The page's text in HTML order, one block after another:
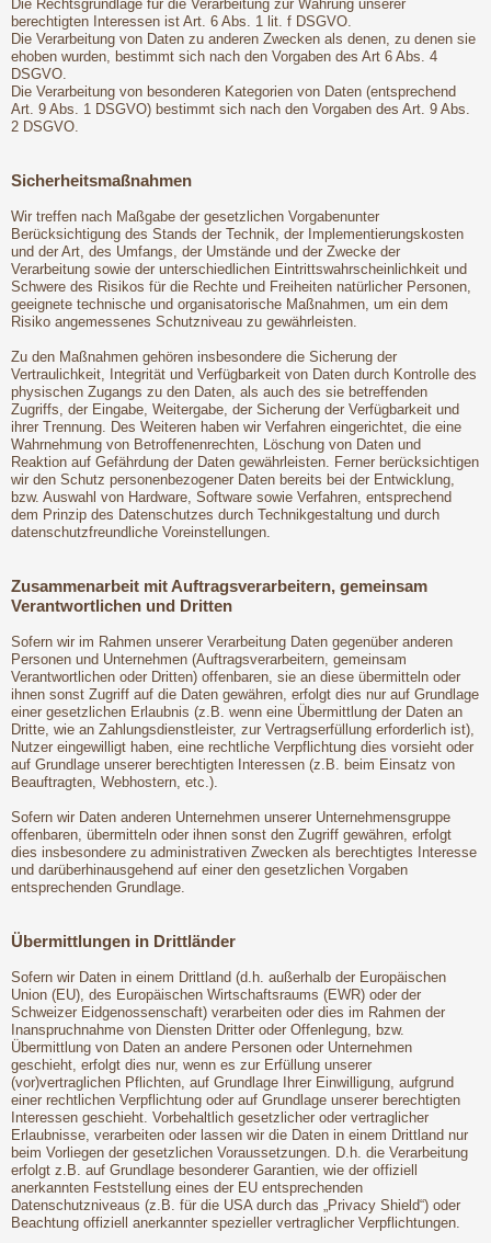
Die Rechtsgrundlage für die Verarbeitung zur Wahrung unserer
berechtigten Interessen ist Art. 6 Abs. 1 lit. f DSGVO.
Die Verarbeitung von Daten zu anderen Zwecken als denen, zu denen sie
ehoben wurden, bestimmt sich nach den Vorgaben des Art 6 Abs. 4
DSGVO.
Die Verarbeitung von besonderen Kategorien von Daten (entsprechend
Art. 9 Abs. 1 DSGVO) bestimmt sich nach den Vorgaben des Art. 9 Abs.
2 DSGVO.
Sicherheitsmaßnahmen
Wir treffen nach Maßgabe der gesetzlichen Vorgabenunter
Berücksichtigung des Stands der Technik, der Implementierungskosten
und der Art, des Umfangs, der Umstände und der Zwecke der
Verarbeitung sowie der unterschiedlichen Eintrittswahrscheinlichkeit und
Schwere des Risikos für die Rechte und Freiheiten natürlicher Personen,
geeignete technische und organisatorische Maßnahmen, um ein dem
Risiko angemessenes Schutzniveau zu gewährleisten.
Zu den Maßnahmen gehören insbesondere die Sicherung der
Vertraulichkeit, Integrität und Verfügbarkeit von Daten durch Kontrolle des
physischen Zugangs zu den Daten, als auch des sie betreffenden
Zugriffs, der Eingabe, Weitergabe, der Sicherung der Verfügbarkeit und
ihrer Trennung. Des Weiteren haben wir Verfahren eingerichtet, die eine
Wahrnehmung von Betroffenenrechten, Löschung von Daten und
Reaktion auf Gefährdung der Daten gewährleisten. Ferner berücksichtigen
wir den Schutz personenbezogener Daten bereits bei der Entwicklung,
bzw. Auswahl von Hardware, Software sowie Verfahren, entsprechend
dem Prinzip des Datenschutzes durch Technikgestaltung und durch
datenschutzfreundliche Voreinstellungen.
Zusammenarbeit mit Auftragsverarbeitern, gemeinsam
Verantwortlichen und Dritten
Sofern wir im Rahmen unserer Verarbeitung Daten gegenüber anderen
Personen und Unternehmen (Auftragsverarbeitern, gemeinsam
Verantwortlichen oder Dritten) offenbaren, sie an diese übermitteln oder
ihnen sonst Zugriff auf die Daten gewähren, erfolgt dies nur auf Grundlage
einer gesetzlichen Erlaubnis (z.B. wenn eine Übermittlung der Daten an
Dritte, wie an Zahlungsdienstleister, zur Vertragserfüllung erforderlich ist),
Nutzer eingewilligt haben, eine rechtliche Verpflichtung dies vorsieht oder
auf Grundlage unserer berechtigten Interessen (z.B. beim Einsatz von
Beauftragten, Webhostern, etc.).
Sofern wir Daten anderen Unternehmen unserer Unternehmensgruppe
offenbaren, übermitteln oder ihnen sonst den Zugriff gewähren, erfolgt
dies insbesondere zu administrativen Zwecken als berechtigtes Interesse
und darüberhinausgehend auf einer den gesetzlichen Vorgaben
entsprechenden Grundlage.
Übermittlungen in Drittländer
Sofern wir Daten in einem Drittland (d.h. außerhalb der Europäischen
Union (EU), des Europäischen Wirtschaftsraums (EWR) oder der
Schweizer Eidgenossenschaft) verarbeiten oder dies im Rahmen der
Inanspruchnahme von Diensten Dritter oder Offenlegung, bzw.
Übermittlung von Daten an andere Personen oder Unternehmen
geschieht, erfolgt dies nur, wenn es zur Erfüllung unserer
(vor)vertraglichen Pflichten, auf Grundlage Ihrer Einwilligung, aufgrund
einer rechtlichen Verpflichtung oder auf Grundlage unserer berechtigten
Interessen geschieht. Vorbehaltlich gesetzlicher oder vertraglicher
Erlaubnisse, verarbeiten oder lassen wir die Daten in einem Drittland nur
beim Vorliegen der gesetzlichen Voraussetzungen. D.h. die Verarbeitung
erfolgt z.B. auf Grundlage besonderer Garantien, wie der offiziell
anerkannten Feststellung eines der EU entsprechenden
Datenschutzniveaus (z.B. für die USA durch das „Privacy Shield“) oder
Beachtung offiziell anerkannter spezieller vertraglicher Verpflichtungen.